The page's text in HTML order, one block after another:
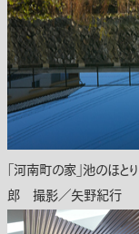
「河南町の家」池のほ
郎 撮影／矢野紀行